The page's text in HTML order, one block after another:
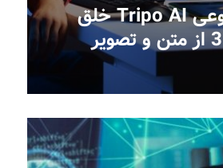
هوش مصنوعی Tripo AI خلق